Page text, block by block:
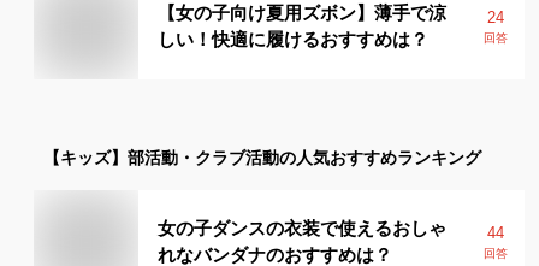
【女の子向け夏用ズボン】薄手で涼
しい！快適に履けるおすすめは？
24
回答
【キッズ】 部活動・クラブ活動の人気おすすめランキング
女の子ダンスの衣装で使えるおしゃ
れなバンダナのおすすめは？
44
回答